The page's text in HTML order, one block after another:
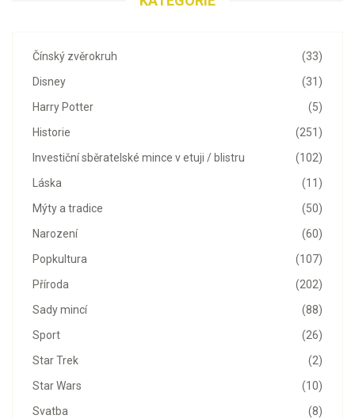
(33)
Čínský zvěrokruh
(31)
Disney
(5)
Harry Potter
(251)
Historie
(102)
Investiční sběratelské mince v etuji / blistru
(11)
Láska
(50)
Mýty a tradice
(60)
Narození
(107)
Popkultura
(202)
Příroda
(88)
Sady mincí
(26)
Sport
(2)
Star Trek
(10)
Star Wars
(8)
Svatba